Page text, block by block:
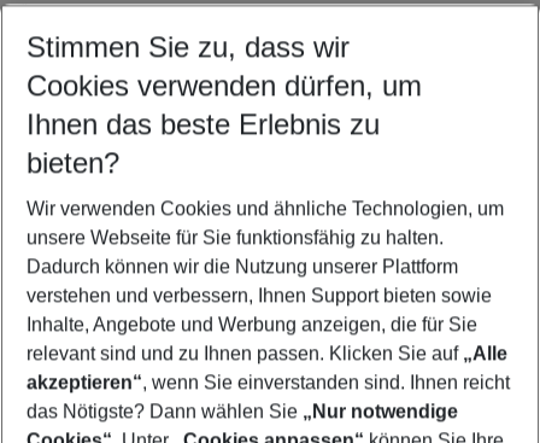
Ändern Sie Ihre Kriterien nach Ihren Wünschen
Abflughafen wählen
Beliebiger Abflughafen
Reisezeitraum wählen
10.08.26– 08.08.27 5-8 Nächte
2 Erwachsene Keine Kinder
Mehr Filter anzeigen
Stimmen Sie zu, dass wir
Cookies verwenden dürfen, um
Ihnen das beste Erlebnis zu
bieten?
Wir verwenden Cookies und ähnliche Technologien, um
unsere Webseite für Sie funktionsfähig zu halten.
Dadurch können wir die Nutzung unserer Plattform
verstehen und verbessern, Ihnen Support bieten sowie
Inhalte, Angebote und Werbung anzeigen, die für Sie
relevant sind und zu Ihnen passen. Klicken Sie auf „Alle
akzeptieren“, wenn Sie einverstanden sind. Ihnen reicht
das Nötigste? Dann wählen Sie „Nur notwendige